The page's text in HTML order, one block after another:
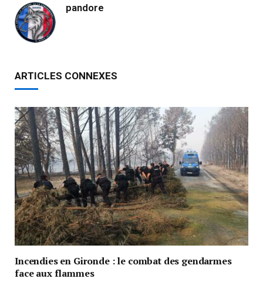
pandore
ARTICLES CONNEXES
Incendies en Gironde : le combat des gendarmes
face aux flammes